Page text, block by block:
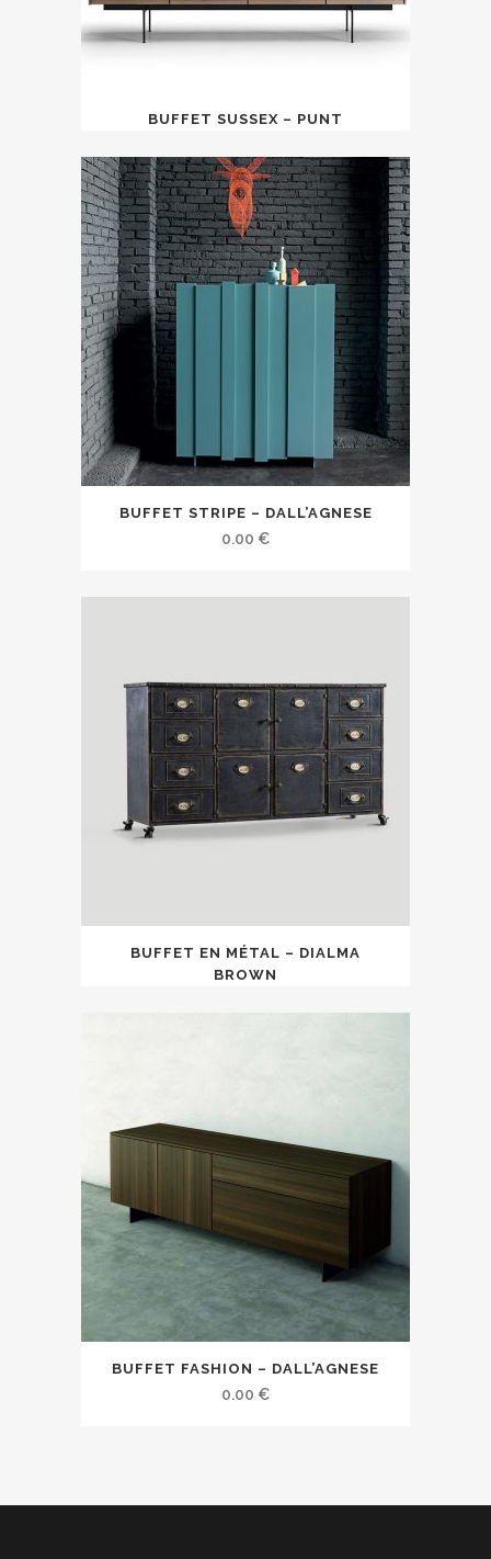
BUFFET SUSSEX – PUNT
BUFFET STRIPE – DALL’AGNESE
0.00 €
BUFFET EN MÉTAL – DIALMA
BROWN
BUFFET FASHION – DALL’AGNESE
0.00 €